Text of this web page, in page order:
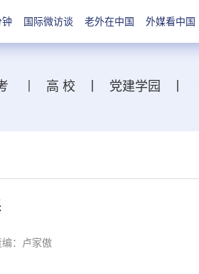
钟 国际微访谈 老外在中国 外媒看中国
高 校 党建学园
编：卢家傲